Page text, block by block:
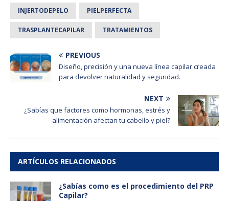
INJERTODEPELO PIELPERFECTA
TRASPLANTECAPILAR TRATAMIENTOS
PREVIOUS
Diseño, precisión y una nueva línea capilar creada
para devolver naturalidad y seguridad.
NEXT
¿Sabías que factores como hormonas, estrés y
alimentación afectan tu cabello y piel?
ARTÍCULOS RELACIONADOS
¿Sabías como es el procedimiento del PRP
Capilar?